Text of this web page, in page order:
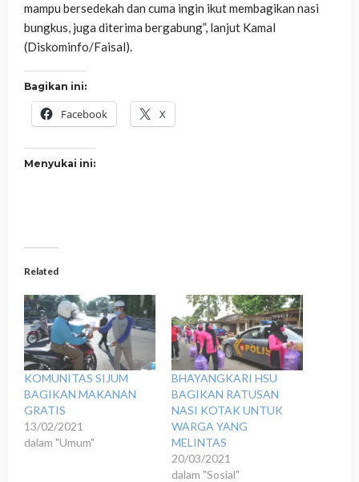
mampu bersedekah dan cuma ingin ikut membagikan nasi
bungkus, juga diterima bergabung”, lanjut Kamal
(Diskominfo/Faisal).
Bagikan ini:
Facebook X
Menyukai ini:
Related
KOMUNITAS SIJUM
BAGIKAN MAKANAN
GRATIS
13/02/2021
dalam "Umum"
BHAYANGKARI HSU
BAGIKAN RATUSAN
NASI KOTAK UNTUK
WARGA YANG
MELINTAS
20/03/2021
dalam "Sosial"